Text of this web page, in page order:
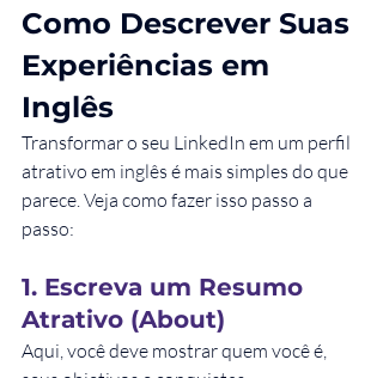
Como Descrever Suas
Experiências em
Inglês
Transformar o seu LinkedIn em um perfil
atrativo em inglês é mais simples do que
parece. Veja como fazer isso passo a
passo:
1. Escreva um Resumo
Atrativo (About)
Aqui, você deve mostrar quem você é,